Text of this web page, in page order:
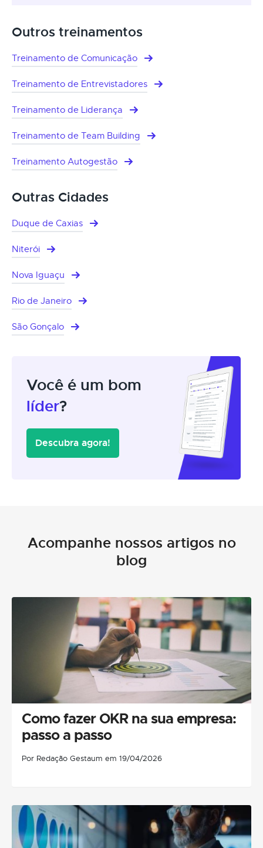
Outros treinamentos
Treinamento de Comunicação
Treinamento de Entrevistadores
Treinamento de Liderança
Treinamento de Team Building
Treinamento Autogestão
Outras Cidades
Duque de Caxias
Niterói
Nova Iguaçu
Rio de Janeiro
São Gonçalo
Você é um bom
líder?
Descubra agora!
Acompanhe nossos artigos no
blog
Como fazer OKR na sua empresa:
passo a passo
Por Redação Gestaum em 19/04/2026